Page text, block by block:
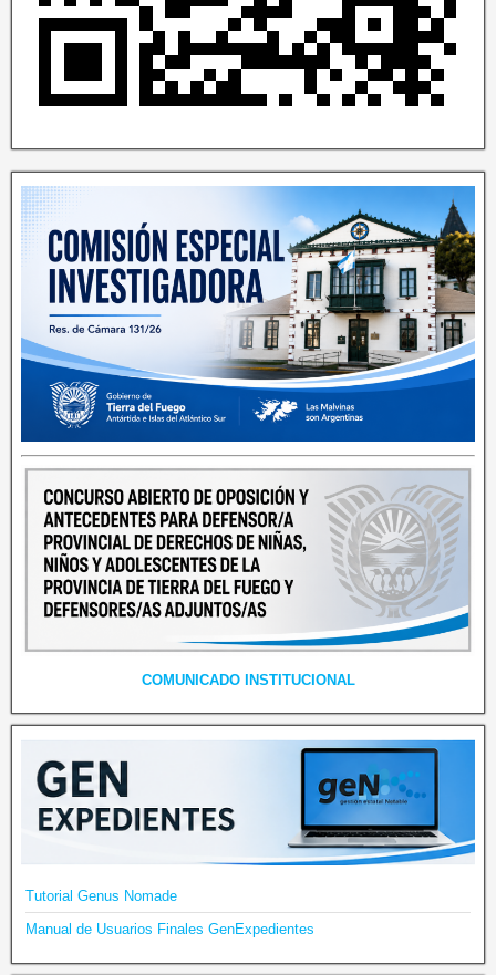
COMUNICADO INSTITUCIONAL
Tutorial Genus Nomade
Manual de Usuarios Finales GenExpedientes